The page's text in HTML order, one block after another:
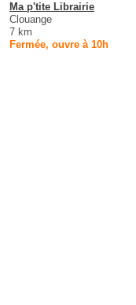
Ma p'tite Librairie
Clouange
7 km
Fermée, ouvre à 10h